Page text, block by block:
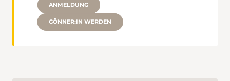
ANMELDUNG
GÖNNER:IN WERDEN